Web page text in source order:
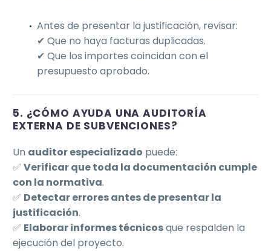
Antes de presentar la justificación, revisar:
✔ Que no haya facturas duplicadas.
✔ Que los importes coincidan con el
presupuesto aprobado.
5. ¿CÓMO AYUDA UNA AUDITORÍA
EXTERNA DE SUBVENCIONES?
Un auditor especializado puede:
✅ Verificar que toda la documentación cumple
con la normativa.
✅ Detectar errores antes de presentar la
justificación.
✅ Elaborar informes técnicosque respalden la
ejecución del proyecto.